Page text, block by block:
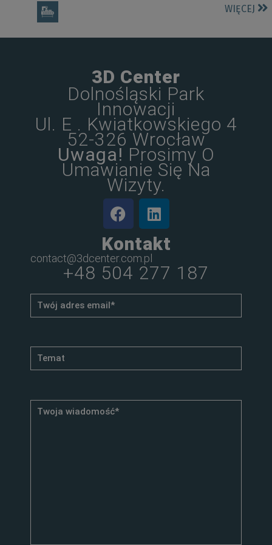
WIĘCEJ
3D Center
Dolnośląski Park
Innowacji
Ul. E . Kwiatkowskiego 4
52-326 Wrocław
Uwaga! Prosimy O
Umawianie Się Na
Wizyty.
Kontakt
contact@3dcenter.com.pl
+48 504 277 187